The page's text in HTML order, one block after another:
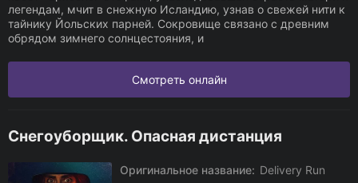
легендам, мчит в снежную Исландию, узнав о свежей нити к
тайнику Йольских парней. Сокровище связано с древним
обрядом зимнего солнцестояния, и
Смотреть онлайн
Снегоуборщик. Опасная дистанция
Оригинальное название: Delivery Run